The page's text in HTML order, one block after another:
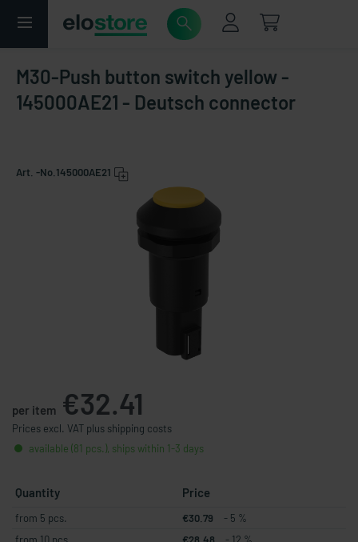
M30-Push button switch yellow -
145000AE21 - Deutsch connector
Art. -No. 145000AE21
per item €32.41
Prices excl. VAT plus shipping costs
available (81 pcs.), ships within 1-3 days
Quantity Price
from 5 pcs. €30.79
- 5 %